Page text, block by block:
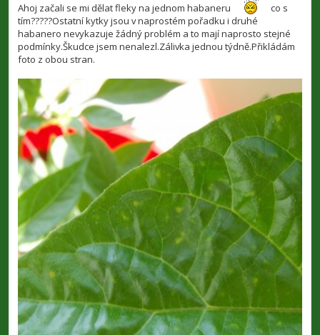
ě
v
e
k
Ahoj začali se mi dělat fleky na jednom habaneru
co s
tím?????Ostatní kytky jsou v naprostém pořadku i druhé
habanero nevykazuje žádný problém a to mají naprosto stejné
podmínky.Škudce jsem nenalezl.Zálivka jednou týdně.Přikládám
foto z obou stran.